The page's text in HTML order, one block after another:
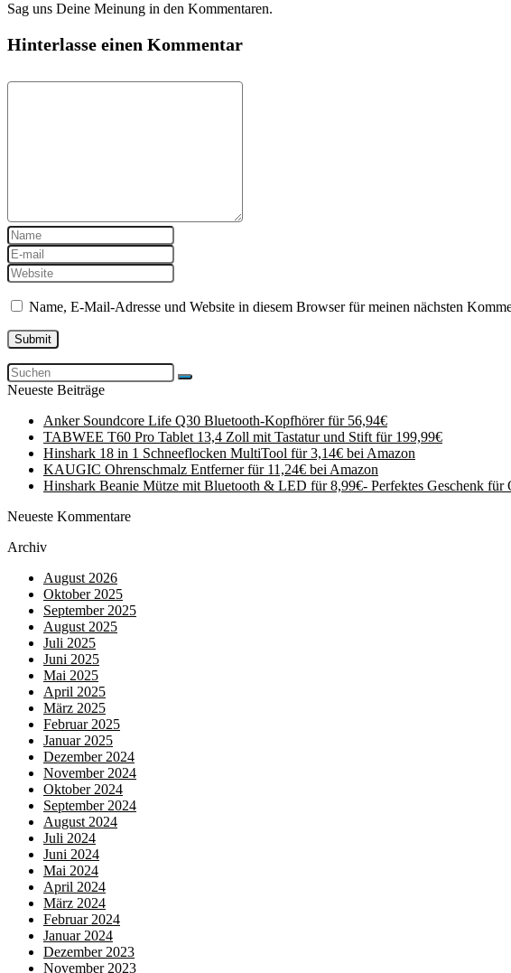
Sag uns Deine Meinung in den Kommentaren.
Hinterlasse einen Kommentar
Name, E-Mail-Adresse und Website in diesem Browser für meinen nächsten
Neueste Beiträge
Anker Soundcore Life Q30 Bluetooth-Kopfhörer für 56,94€
TABWEE T60 Pro Tablet 13,4 Zoll mit Tastatur und Stift für 199,99€
Hinshark 18 in 1 Schneeflocken MultiTool für 3,14€ bei Amazon
KAUGIC Ohrenschmalz Entferner für 11,24€ bei Amazon
Hinshark Beanie Mütze mit Bluetooth & LED für 8,99€- Perfektes Geschenk für
Neueste Kommentare
Archiv
August 2026
Oktober 2025
September 2025
August 2025
Juli 2025
Juni 2025
Mai 2025
April 2025
März 2025
Februar 2025
Januar 2025
Dezember 2024
November 2024
Oktober 2024
September 2024
August 2024
Juli 2024
Juni 2024
Mai 2024
April 2024
März 2024
Februar 2024
Januar 2024
Dezember 2023
November 2023